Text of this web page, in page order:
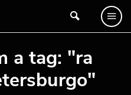
a tag: "ra